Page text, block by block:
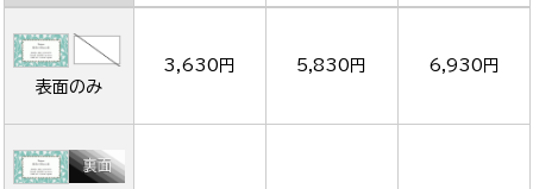
表面のみ
3,630円 5,830円 6,930円